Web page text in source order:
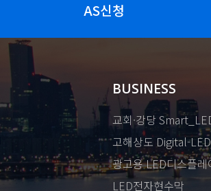
AS신청
BUSINESS
교회·강당
고해상도 Digital-LED
광고용 LED디스플레
LED전자현수막